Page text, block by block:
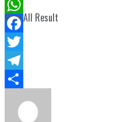
View All Result
WhatsApp
Facebook
Twitter
Telegram
Share